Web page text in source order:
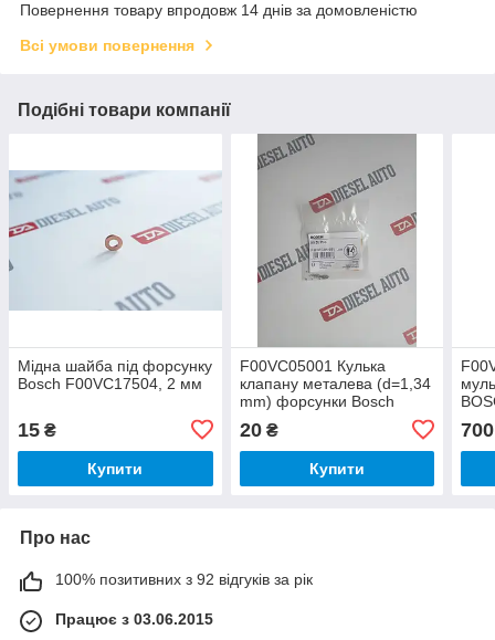
Повернення товару впродовж 14 днів за домовленістю
Всі умови повернення
Подібні товари компанії
Мідна шайба під форсунку
Bosch F00VC17504, 2 мм
15 ₴
Купити
F00VC05001 Кулька
клапану металева (d=1,34
mm) форсунки Bosch
20₴
Купити
700
Про нас
100% позитивних з 92 відгуків за рік
Працює з 03.06.2015